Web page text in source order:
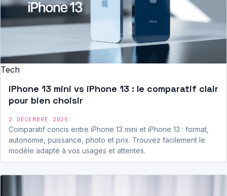
Tech
iPhone 13 mini vs iPhone 13 : le comparatif clair
pour bien choisir
2 DÉCEMBRE 2025
Comparatif concis entre iPhone 13 mini et iPhone 13 : format,
autonomie, puissance, photo et prix. Trouvez facilement le
modèle adapté à vos usages et attentes.